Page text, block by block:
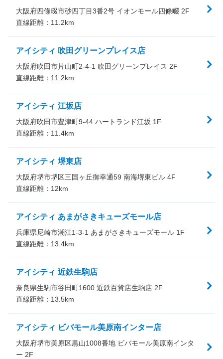
大阪府四條畷市砂四丁目3番2号 イオンモール四條畷 2F
直線距離： 11.2km
アイシティ 吹田グリーンプレイス店
大阪府吹田市片山町2-4-1 吹田グリーンプレイス 2F
直線距離： 11.2km
アイシティ 江坂店
大阪府吹田市豊津町9-44 ハートランド江坂 1F
直線距離： 11.4km
アイシティ 堺東店
大阪府堺市堺区三国ヶ丘御幸通59 南海堺東ビル 4F
直線距離： 12km
アイシティ あまがさきキューズモール店
兵庫県尼崎市潮江1-3-1 あまがさきキューズモール 1F
直線距離： 13.4km
アイシティ 近鉄生駒店
奈良県生駒市谷田町1600 近鉄百貨店生駒店 2F
直線距離： 13.5km
アイシティ ビバモール美原南インター店
大阪府堺市美原区黒山1008番地 ビバモール美原南インタ
ー 2F